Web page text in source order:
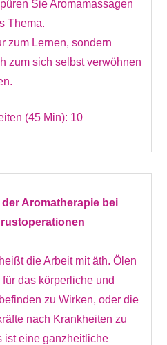
Sie Aromamassagen
Thema.
zum Lernen, sondern
zum sich selbst verwöhnen
(45 Min): 10
Aromatherapie bei
die Arbeit mit äth. Ölen
das körperliche und
zu Wirken, oder die
nach Krankheiten zu
ist eine ganzheitliche